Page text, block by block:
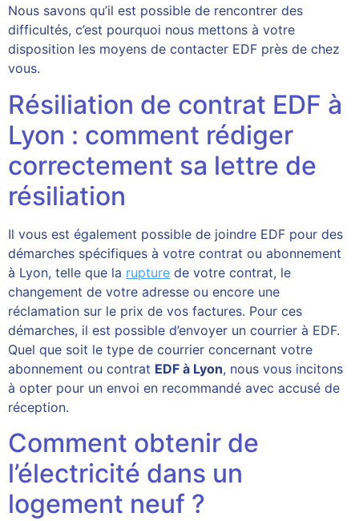
Nous savons qu’il est possible de rencontrer des
difficultés, c’est pourquoi nous mettons à votre
disposition les moyens de contacter EDF près de chez
vous.
Résiliation de contrat EDF à
Lyon : comment rédiger
correctement sa lettre de
résiliation
Il vous est également possible de joindre EDF pour des
démarches spécifiques à votre contrat ou abonnement
à Lyon, telle que la rupture de votre contrat, le
changement de votre adresse ou encore une
réclamation sur le prix de vos factures. Pour ces
démarches, il est possible d’envoyer un courrier à EDF.
Quel que soit le type de courrier concernant votre
abonnement ou contrat EDF à Lyon, nous vous incitons
à opter pour un envoi en recommandé avec accusé de
réception.
Comment obtenir de
l’électricité dans un
logement neuf ?